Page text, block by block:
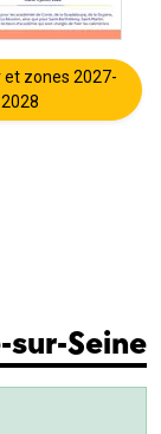
et zones 2027-
2028
Seine